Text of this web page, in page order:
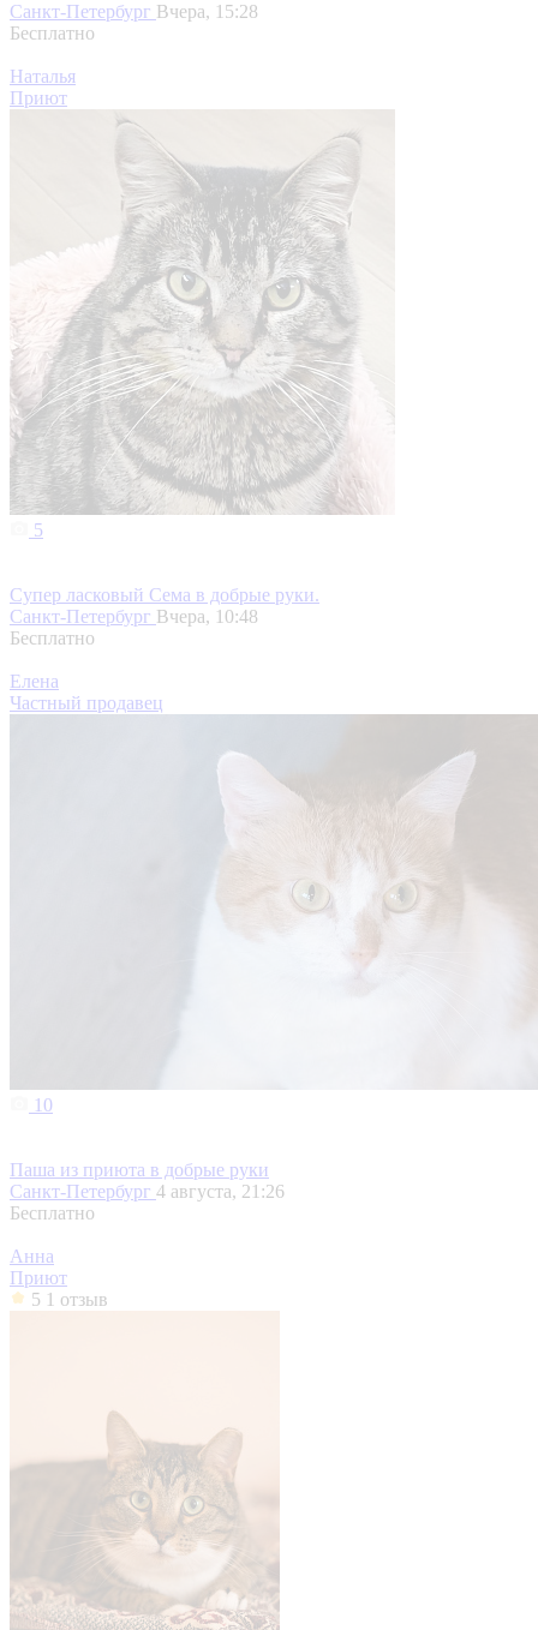
Санкт-Петербург Вчера, 15:28
Бесплатно
Наталья
Приют
5
Супер ласковый Сема в добрые руки.
Санкт-Петербург Вчера, 10:48
Бесплатно
Елена
Частный продавец
10
Паша из приюта в добрые руки
Санкт-Петербург 4 августа, 21:26
Бесплатно
Анна
Приют
5 1 отзыв